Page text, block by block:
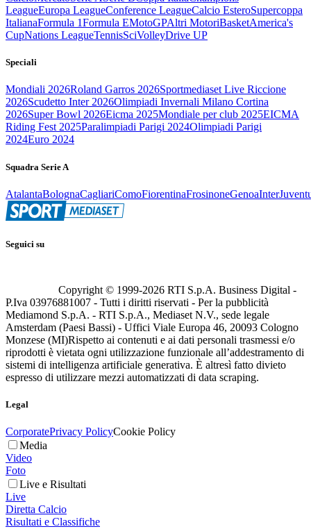
LeagueEuropa LeagueConference LeagueCalcio EsteroSupercoppa
ItalianaFormula 1Formula EMotoGPAltri MotoriBasketAmerica's
CupNations LeagueTennisSciVolleyDrive UP
Speciali
Mondiali 2026Roland Garros 2026Sportmediaset Live Riccione
2026Scudetto Inter 2026Olimpiadi Invernali Milano Cortina
2026Super Bowl 2026Eicma 2025Mondiale per club 2025EICMA
Riding Fest 2025Paralimpiadi Parigi 2024Olimpiadi Parigi
2024Euro 2024
Squadra Serie A
AtalantaBolognaCagliariComoFiorentinaFrosinoneGenoaInter
Seguici su
Copyright © 1999-2026 RTI S.p.A. Business Digital -
P.Iva 03976881007 - Tutti i diritti riservati - Per la pubblicità
Mediamond S.p.A. - RTI S.p.A., Mediaset N.V., sede legale
Amsterdam (Paesi Bassi) - Uffici Viale Europa 46, 20093 Cologno
Monzese (MI)Rispetto ai contenuti e ai dati personali trasmessi e/o
riprodotti è vietata ogni utilizzazione funzionale all’addestramento di
sistemi di intelligenza artificiale generativa. È altresì fatto divieto
espresso di utilizzare mezzi automatizzati di data scraping.
Legal
CorporatePrivacy PolicyCookie Policy
Media
Video
Foto
Live e Risultati
Live
Diretta Calcio
Risultati e Classifiche